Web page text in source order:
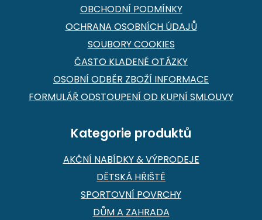
y
ý
p
i
s
u
OBCHODNÍ PODMÍNKY
OCHRANA OSOBNÍCH ÚDAJŮ
SOUBORY COOKIES
ČASTO KLADENÉ OTÁZKY
OSOBNÍ ODBĚR ZBOŽÍ INFORMACE
FORMULÁŘ ODSTOUPENÍ OD KUPNÍ SMLOUVY
Kategorie produktů
AKČNÍ NABÍDKY & VÝPRODEJE
DĚTSKÁ HŘIŠTĚ
SPORTOVNÍ POVRCHY
DŮM A ZAHRADA